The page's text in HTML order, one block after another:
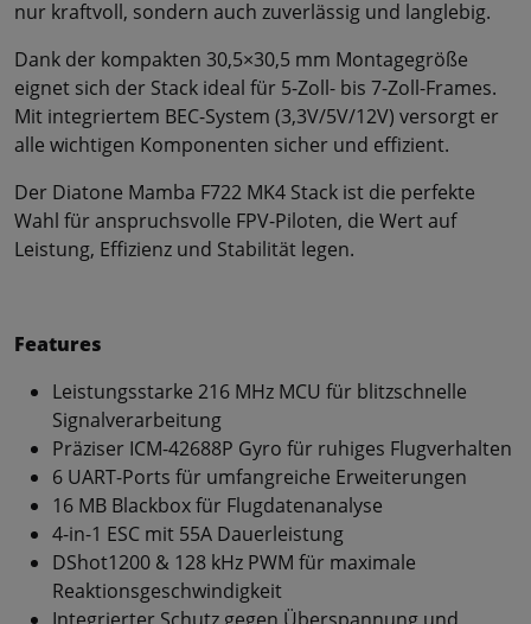
nur kraftvoll, sondern auch zuverlässig und langlebig.
Dank der kompakten 30,5×30,5 mm Montagegröße
eignet sich der Stack ideal für 5-Zoll- bis 7-Zoll-Frames.
Mit integriertem BEC-System (3,3V/5V/12V) versorgt er
alle wichtigen Komponenten sicher und effizient.
Der Diatone Mamba F722 MK4 Stack ist die perfekte
Wahl für anspruchsvolle FPV-Piloten, die Wert auf
Leistung, Effizienz und Stabilität legen.
Features
Leistungsstarke 216 MHz MCU für blitzschnelle
Signalverarbeitung
Präziser ICM-42688P Gyro für ruhiges Flugverhalten
6 UART-Ports für umfangreiche Erweiterungen
16 MB Blackbox für Flugdatenanalyse
4-in-1 ESC mit 55A Dauerleistung
DShot1200 & 128 kHz PWM für maximale
Reaktionsgeschwindigkeit